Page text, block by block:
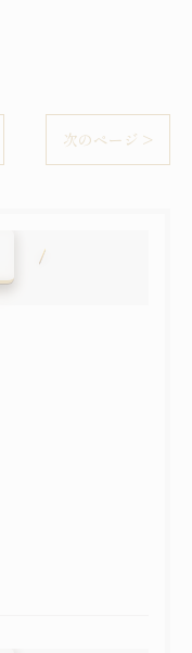
次のページ >